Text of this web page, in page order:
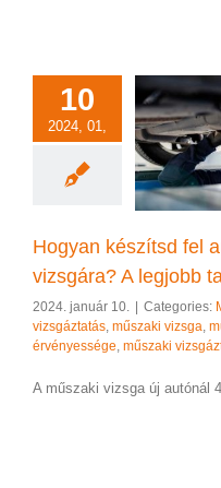
10
2024, 01,
készítsd fel
a műszaki
A legjobb
Hogyan készítsd fel
vizsgára? A legjobb
2024. január 10. Categories:
vizsgáztatás, műszaki vizsga,
érvényessége, műszaki
A műszaki vizsga új autónál